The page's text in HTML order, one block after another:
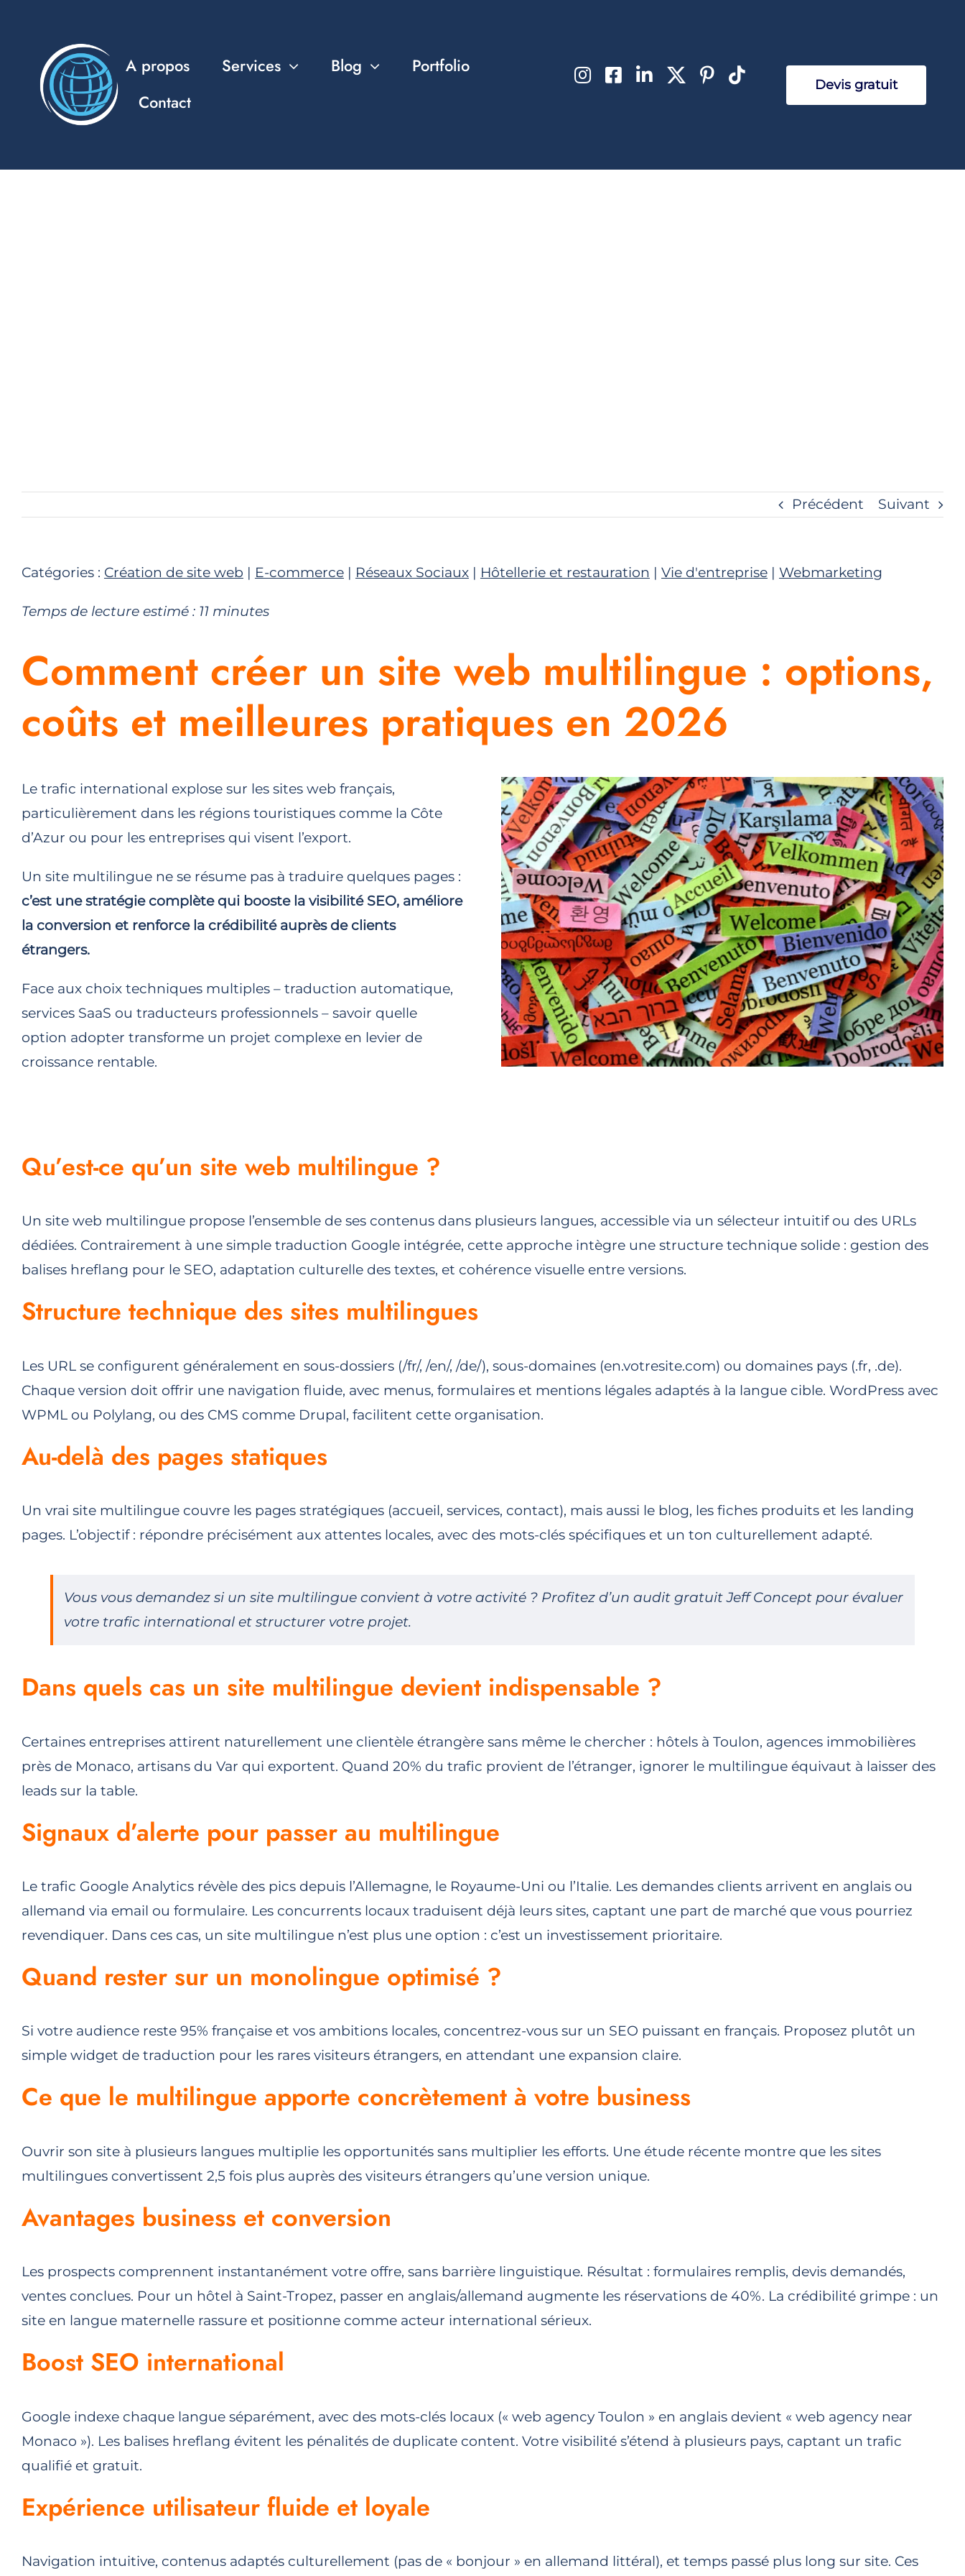
contenu
A propos Services Blog
Portfolio
Contact
Devis gratuit
Précédent Suivant
Catégories : Création de site web | E-commerce| Réseaux Sociaux| Hôtellerie et restauration | Vie d'entreprise| Webmarketing
Temps de lecture estimé : 11 minutes
Comment créer un site web multilingue : options,
coûts et meilleures pratiques en 2026
Le trafic international explose sur les sites web français,
particulièrement dans les régions touristiques comme la Côte
d’Azur ou pour les entreprises qui visent l’export.
Un site multilingue ne se résume pas à traduire quelques pages :
c’est une stratégie complète qui booste la visibilité SEO, améliore
la conversion et renforce la crédibilité auprès de clients
étrangers.
Face aux choix techniques multiples – traduction automatique,
services SaaS ou traducteurs professionnels – savoir quelle
option adopter transforme un projet complexe en levier de
croissance rentable.
Qu’est-ce qu’un site web multilingue ?
Un site web multilingue propose l’ensemble de ses contenus dans plusieurs langues, accessible via un sélecteur intuitif ou des URLs
dédiées. Contrairement à une simple traduction Google intégrée, cette approche intègre une structure technique solide : gestion des
balises hreflang pour le SEO, adaptation culturelle des textes, et cohérence visuelle entre versions.
Structure technique des sites multilingues
Les URL se configurent généralement en sous-dossiers (/fr/, /en/, /de/), sous-domaines (en.votresite.com) ou domaines pays (.fr, .de).
Chaque version doit offrir une navigation fluide, avec menus, formulaires et mentions légales adaptés à la langue cible. WordPress avec
WPML ou Polylang, ou des CMS comme Drupal, facilitent cette organisation.
Au-delà des pages statiques
Un vrai site multilingue couvre les pages stratégiques (accueil, services, contact), mais aussi le blog, les fiches produits et les landing
pages. L’objectif : répondre précisément aux attentes locales, avec des mots-clés spécifiques et un ton culturellement adapté.
Vous vous demandez si un site multilingue convient à votre activité ? Profitez d’un audit gratuit Jeff Concept pour évaluer
votre trafic international et structurer votre projet.
Dans quels cas un site multilingue devient indispensable ?
Certaines entreprises attirent naturellement une clientèle étrangère sans même le chercher : hôtels à Toulon, agences immobilières
près de Monaco, artisans du Var qui exportent. Quand 20% du trafic provient de l’étranger, ignorer le multilingue équivaut à laisser des
leads sur la table.
Signaux d’alerte pour passer au multilingue
Le trafic Google Analytics révèle des pics depuis l’Allemagne, le Royaume-Uni ou l’Italie. Les demandes clients arrivent en anglais ou
allemand via email ou formulaire. Les concurrents locaux traduisent déjà leurs sites, captant une part de marché que vous pourriez
revendiquer. Dans ces cas, un site multilingue n’est plus une option : c’est un investissement prioritaire.
Quand rester sur un monolingue optimisé ?
Si votre audience reste 95% française et vos ambitions locales, concentrez-vous sur un SEO puissant en français. Proposez plutôt un
simple widget de traduction pour les rares visiteurs étrangers, en attendant une expansion claire.
Ce que le multilingue apporte concrètement à votre business
Ouvrir son site à plusieurs langues multiplie les opportunités sans multiplier les efforts. Une étude récente montre que les sites
multilingues convertissent 2,5 fois plus auprès des visiteurs étrangers qu’une version unique.
Avantages business et conversion
Les prospects comprennent instantanément votre offre, sans barrière linguistique. Résultat : formulaires remplis, devis demandés,
ventes conclues. Pour un hôtel à Saint-Tropez, passer en anglais/allemand augmente les réservations de 40%. La crédibilité grimpe : un
site en langue maternelle rassure et positionne comme acteur international sérieux.
Boost SEO international
Google indexe chaque langue séparément, avec des mots-clés locaux (« web agency Toulon » en anglais devient « web agency near
Monaco »). Les balises hreflang évitent les pénalités de duplicate content. Votre visibilité s’étend à plusieurs pays, captant un trafic
qualifié et gratuit.
Expérience utilisateur fluide et loyale
Navigation intuitive, contenus adaptés culturellement (pas de « bonjour » en allemand littéral), et temps passé plus long sur site. Ces